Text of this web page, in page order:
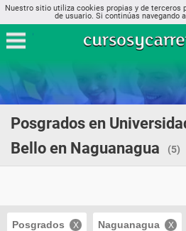
Nuestro sitio utiliza cookies propias y de terceros
de usuario. Si continúas navegando
Posgrados en
Bello en Naguanagua
(5)
Posgrados Naguanagua